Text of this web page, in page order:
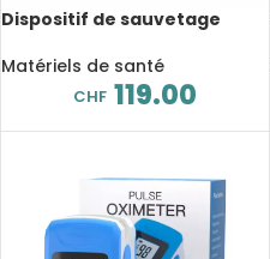
Dispositif de sauvetage
adultes et enfants,
automatique, kit d’urgence,
premiers soins
Matériels de santé
CHF 119.00